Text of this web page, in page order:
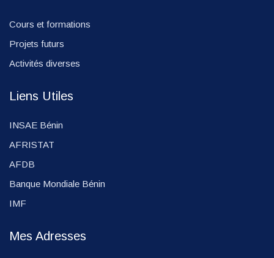
Cours et formations
Projets futurs
Activités diverses
Liens Utiles
INSAE Bénin
AFRISTAT
AFDB
Banque Mondiale Bénin
IMF
Mes Adresses